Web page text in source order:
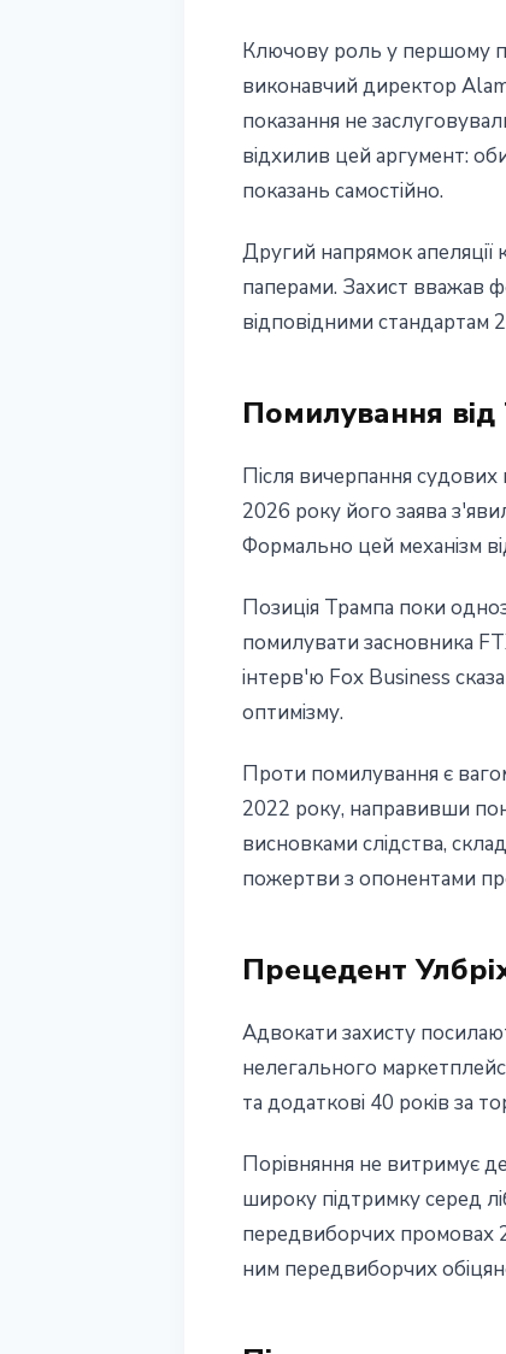
Ключову роль у першому
виконавчий директор
показання не
відхилив цей аргумент:
показань самостійно.
Другий напрямок апеляції
паперами. Захист вважав
відповідними стандартам
Помилування
Після вичерпання
2026 року його заява
Формально цей механізм
Позиція Трампа поки
помилувати засновника
інтерв'ю Fox Business
оптимізму.
Проти помилування є
2022 року, направивши
висновками слідства,
пожертви з опонентами
Прецедент
Адвокати захисту
нелегального
та додаткові 40 років за
Порівняння не витримує
широку підтримку серед
передвиборчих промовах
ним передвиборчих